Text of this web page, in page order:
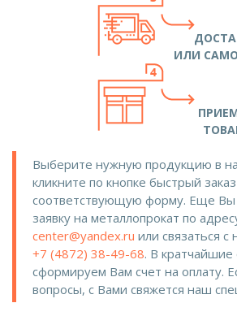
ИЛИ
Выберите нужную продукцию в
кликните по кнопке быстрый
соответствующую форму. Еще Вы
заявку на металлопрокат по
center@yandex.ru или связаться
+7 (4872) 38-49-68. В кратчайшие
сформируем Вам счет на оплату.
вопросы, с Вами свяжется наш